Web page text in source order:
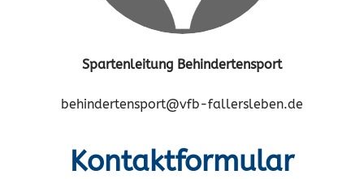
Spartenleitung Behindertensport
behindertensport@vfb-fallersleben.de
Kontaktformular